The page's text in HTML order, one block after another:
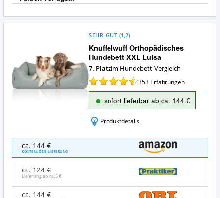
Knuffelwuff Orthopädisches
Hundebett XXL Luisa
SEHR GUT (1,2)
7. Platzim Hundebett-Vergleich
353 Erfahrungen
sofort lieferbar ab ca. 144 €
Produktdetails
Knuffelwuff
Orthopädisches
Hundebett
XXL
Luisa
Angebote:
ca. 144 €
KOSTENLOSE LIEFERUNG
ca. 124 €
Lieferung ab ca.5 €
ca. 144 €